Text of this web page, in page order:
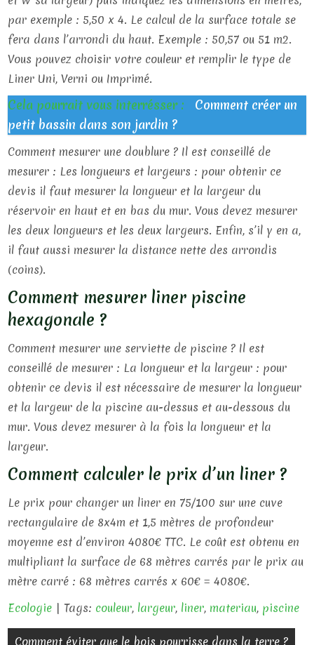
par exemple : 5,50 x 4. Le calcul de la surface totale se
fera dans l’arrondi du haut. Exemple : 50,57 ou 51 m2.
Vous pouvez choisir votre couleur et remplir le type de
Liner Uni, Verni ou Imprimé.
Cela pourrait vous interrésser :
Comment créer un
petit bassin dans son jardin ?
Comment mesurer une doublure ? Il est conseillé de
mesurer : Les longueurs et largeurs : pour obtenir ce
devis il faut mesurer la longueur et la largeur du
réservoir en haut et en bas du mur. Vous devez mesurer
les deux longueurs et les deux largeurs. Enfin, s’il y en a,
il faut aussi mesurer la distance nette des arrondis
(coins).
Comment mesurer liner piscine
hexagonale ?
Comment mesurer une serviette de piscine ? Il est
conseillé de mesurer : La longueur et la largeur : pour
obtenir ce devis il est nécessaire de mesurer la longueur
et la largeur de la piscine au-dessus et au-dessous du
mur. Vous devez mesurer à la fois la longueur et la
largeur.
Comment calculer le prix d’un liner ?
Le prix pour changer un liner en 75/100 sur une cuve
rectangulaire de 8x4m et 1,5 mètres de profondeur
moyenne est d’environ 4080€ TTC. Le coût est obtenu en
multipliant la surface de 68 mètres carrés par le prix au
mètre carré : 68 mètres carrés x 60€ = 4080€.
Ecologie | Tags: couleur, largeur, liner, materiau, piscine
Comment éviter que le bois pourrisse dans la terre ?